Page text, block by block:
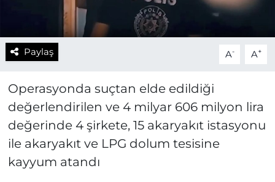
Paylaş A- A+
Operasyonda suçtan elde edildiği
değerlendirilen ve 4 milyar 606 milyon lira
değerinde 4 şirkete, 15 akaryakıt istasyonu
ile akaryakıt ve LPG dolum tesisine
kayyum atandı